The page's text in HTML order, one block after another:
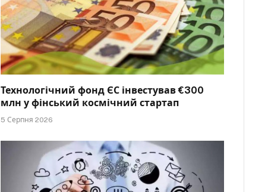
Технологічний фонд ЄС інвестував €300
млн у фінський космічний стартап
5 Серпня 2026